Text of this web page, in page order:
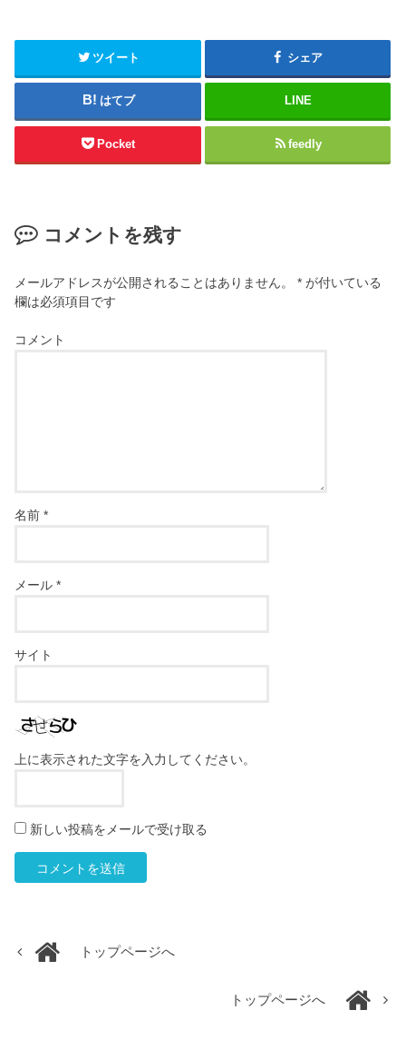
ツイート シェア
はてブ LINE
Pocket feedly
コメントを残す
メールアドレスが公開されることはありません。 * が付いている
欄は必須項目です
コメント
名前*
メール*
サイト
上に表示された文字を入力してください。
新しい投稿をメールで受け取る
トップページへ
トップページへ